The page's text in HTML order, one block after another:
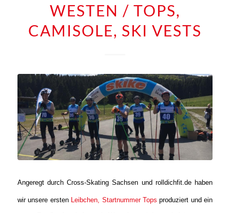
WESTEN / TOPS,
CAMISOLE, SKI VESTS
Angeregt durch Cross-Skating Sachsen und rolldichfit.de haben
wir unsere ersten Leibchen, Startnummer Tops produziert und ein